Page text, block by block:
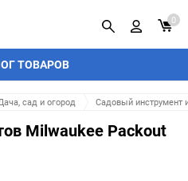
ТОВАРОВ
0
сад и огород Садовый инструмент
Milwaukee Packout